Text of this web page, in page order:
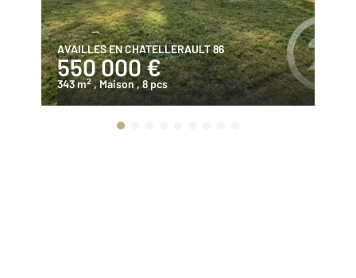
AVAILLES EN CHATELLERAULT 86
550 000 €
343 m2 , Maison, 8 pcs